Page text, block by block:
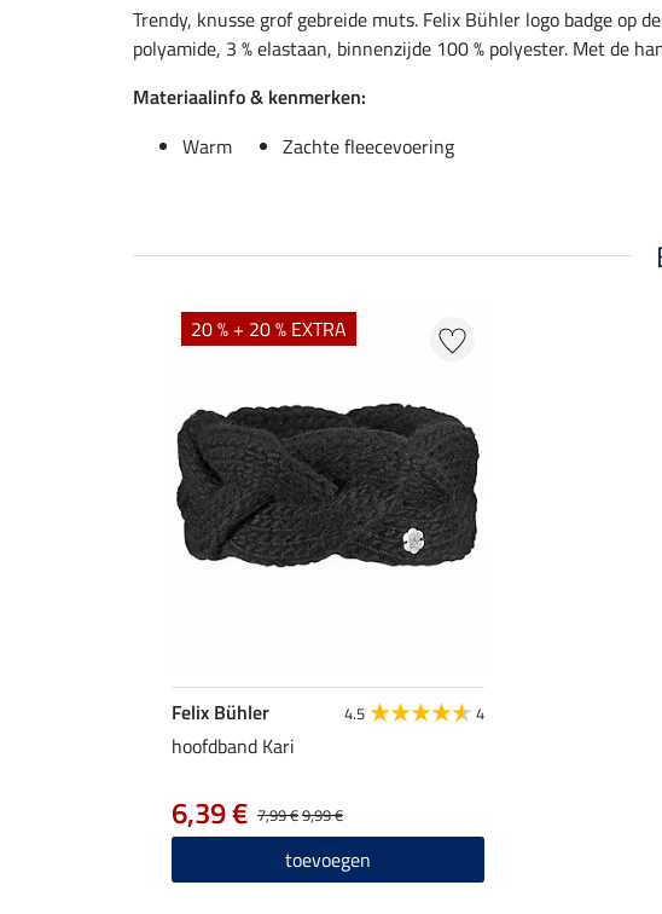
Trendy, knusse grof gebreide muts. Felix Bühler logo badge op
polyamide, 3 % elastaan, binnenzijde 100 % polyester. Met de
Materiaalinfo & kenmerken:
Warm
Zachte fleecevoering
20 % + 20 % EXTRA
Felix Bühler 4.5 4
hoofdband Kari
7,99 €9,99 €
6,39 €
toevoegen